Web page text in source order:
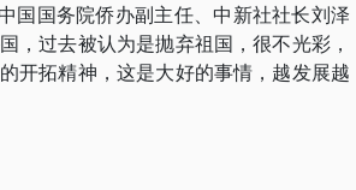
国国务院侨办副主任、中新社社长刘泽
，过去被认为是抛弃祖国，很不光彩，
开拓精神，这是大好的事情，越发展越